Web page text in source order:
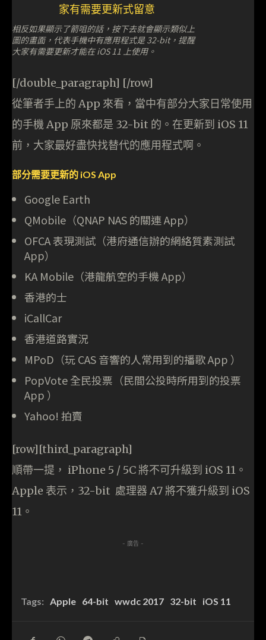
相反如果顯示了箭咀的話，按下去就會顯示類似上
圖的畫面，代表手機中有應用程式是 32-bit，提醒
大家有需要更新才能在 iOS 11 上使用。
[/double_paragraph] [/row]
從筆者手上的 App 來看，當中有部分大家日常使用
的手機 App 原來都是 32-bit 的。在更新到 iOS 11
前，大家最好盡快找替代的應用程式啊。
部分需要更新的 iOS App
Google Earth
QMobile（QNAP NAS 的關連 App）
OFCA 表現測試（港府通信辦的網絡質素測試
App）
KA Mobile（港龍航空的手機 App）
香港的士
iCallCar
香港道路實況
MPoD（玩 CAS 音響的人常用到的播歌 App ）
PopVote 全民投票（民間公投時所用到的投票
App ）
Yahoo! 拍賣
[row][third_paragraph]
順帶一提， iPhone 5 / 5C 將不可升級到 iOS 11。
Apple 表示，32-bit 處理器 A7 將不獲升級到 iOS
11。
- 廣告 -
Tags: Apple 64-bit wwdc 2017 32-bit iOS 11